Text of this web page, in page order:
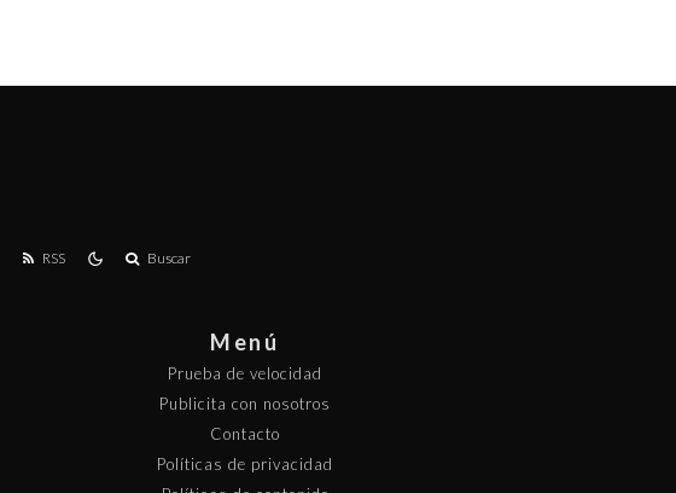
RSS Buscar
Menú
Prueba de velocidad
Publicita con nosotros
Contacto
Políticas de privacidad